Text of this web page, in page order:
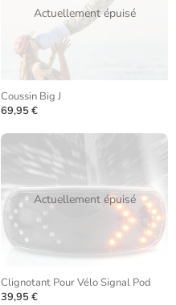
Actuellement épuisé
Coussin Big J
69,95 €
Actuellement épuisé
Clignotant Pour Vélo Signal Pod
39,95 €